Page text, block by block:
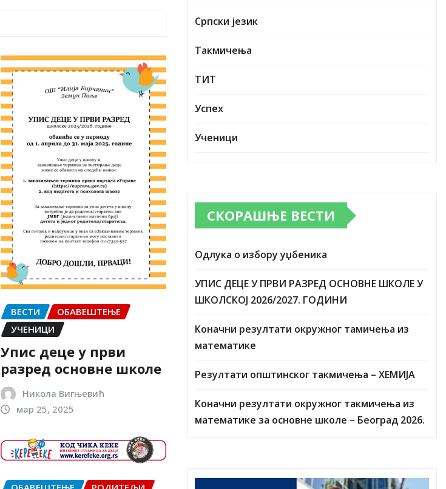
ВЕСТИ
ОБАВЕШТЕЊЕ
УЧЕНИЦИ
Упис деце у први
разред основне школе
Никола Вигњевић
мар 25, 2025
Српски језик
Такмичења
ТИТ
Успех
Ученици
СКОРАШЊЕ ВЕСТИ
Одлука о избору уџбеника
УПИС ДЕЦЕ У ПРВИ РАЗРЕД ОСНОВНЕ ШКОЛЕ У
ШКОЛСКОЈ 2026/2027. ГОДИНИ
Коначни резултати окружног тамичења из
математике
Резултати општинског такмичења – ХЕМИЈА
Коначни резултати окружног такмичења из
математике за основне школе – Београд 2026.